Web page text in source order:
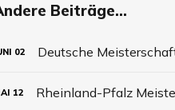
Beiträge...
02 Deutsche
12 Rheinland-Pfalz